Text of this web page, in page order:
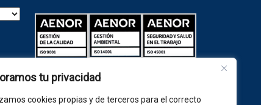
tu privacidad
cookies propias y de terceros para el correcto